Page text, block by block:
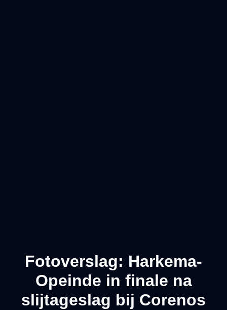
Fotoverslag: Harkema-
Opeinde in finale na
slijtageslag bij Corenos